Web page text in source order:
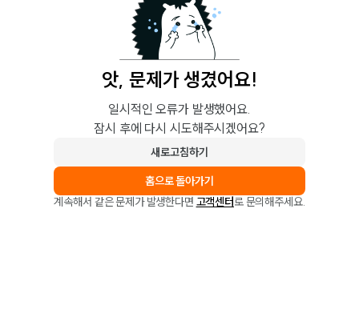
앗, 문제가 생겼어요!
일시적인 오류가 발생했어요.
잠시 후에 다시 시도해주시겠어요?
새로고침하기
홈으로 돌아가기
계속해서 같은 문제가 발생한다면 고객센터로 문의해주세요.